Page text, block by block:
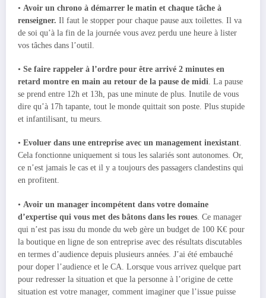
• Avoir un chrono à démarrer le matin et chaque tâche à
renseigner. Il faut le stopper pour chaque pause aux toilettes. Il va
de soi qu’à la fin de la journée vous avez perdu une heure à lister
vos tâches dans l’outil.
• Se faire rappeler à l’ordre pour être arrivé 2 minutes en
retard montre en main au retour de la pause de midi. La pause
se prend entre 12h et 13h, pas une minute de plus. Inutile de vous
dire qu’à 17h tapante, tout le monde quittait son poste. Plus stupide
et infantilisant, tu meurs.
• Evoluer dans une entreprise avec un management inexistant.
Cela fonctionne uniquement si tous les salariés sont autonomes. Or,
ce n’est jamais le cas et il y a toujours des passagers clandestins qui
en profitent.
• Avoir un manager incompétent dans votre domaine
d’expertise qui vous met des bâtons dans les roues . Ce manager
qui n’est pas issu du monde du web gère un budget de 100 K€ pour
la boutique en ligne de son entreprise avec des résultats discutables
en termes d’audience depuis plusieurs années. J’ai été embauché
pour doper l’audience et le CA. Lorsque vous arrivez quelque part
pour redresser la situation et que la personne à l’origine de cette
situation est votre manager, comment imaginer que l’issue puisse